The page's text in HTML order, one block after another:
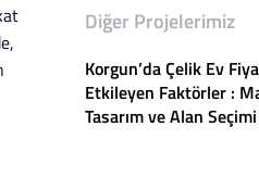
Diğer Projelerimiz
Korgun’da Çelik Ev
Etkileyen Faktörler :
Tasarım ve Alan Seçimi